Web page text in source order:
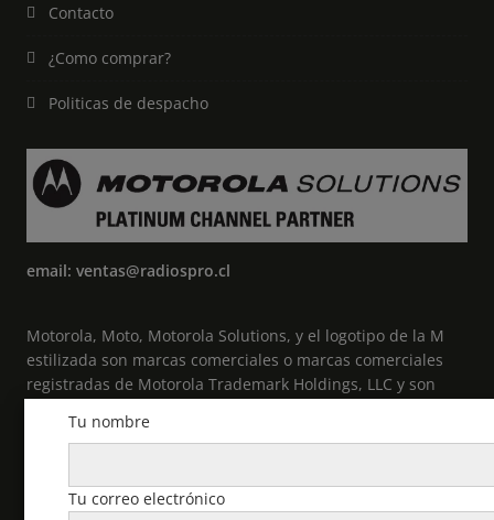
Contacto
¿Como comprar?
Politicas de despacho
email: ventas@radiospro.cl
Motorola, Moto, Motorola Solutions, y el logotipo de la M
estilizada son marcas comerciales o marcas comerciales
registradas de Motorola Trademark Holdings, LLC y son
comerciales pertenecen a sus respectivos propietarios. ©
Tu nombre
Tu correo electrónico